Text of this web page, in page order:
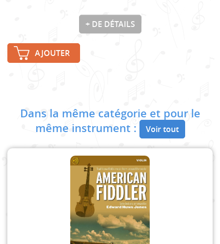
+ DE DÉTAILS
AJOUTER
Dans la même catégorie et pour le
même instrument :
Voir tout